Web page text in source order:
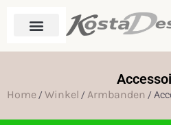
Home /Winkel /Armbanden /